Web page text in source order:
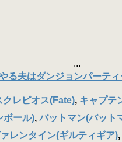
＿_
＿
る夫はダンジョンパーテ
クレピオス(Fate), キャプテ
ボール), バットマン(バット
レンタイン(ギルティギア),